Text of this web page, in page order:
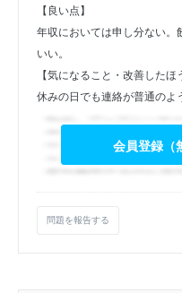
【良い点】
年収においては申し分ない
いい。
【気になること・改善したほ
休みの日でも連絡が普通のよ
会員登録（
問題を報告する